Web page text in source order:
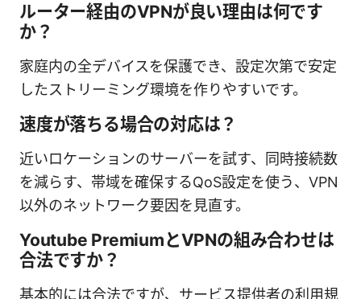
ルーター経由のVPNが良い理由は何です
か？
家庭内の全デバイスを保護でき、設定次第で安定
したストリーミング環境を作りやすいです。
速度が落ちる場合の対応は？
近いロケーションのサーバーを試す、同時接続数
を減らす、帯域を確保するQoS設定を使う、VPN
以外のネットワーク要因を見直す。
Youtube PremiumとVPNの組み合わせは
合法ですか？
基本的には合法ですが、サービス提供者の利用規